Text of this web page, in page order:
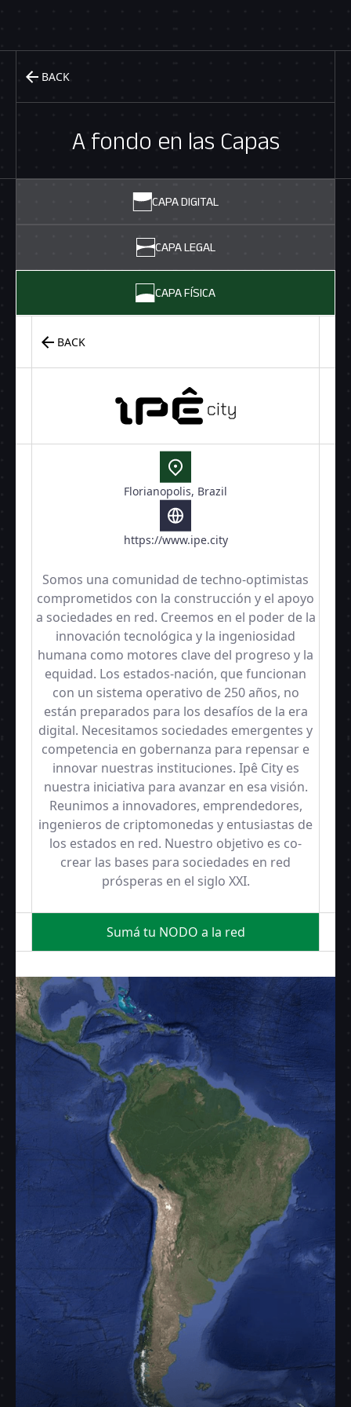
BACK
A fondo en las Capas
CAPA DIGITAL
CAPA LEGAL
CAPA FÍSICA
BACK
Florianopolis, Brazil
https://www.ipe.city
Somos una comunidad de techno-optimistas
comprometidos con la construcción y el apoyo
a sociedades en red. Creemos en el poder de la
innovación tecnológica y la ingeniosidad
humana como motores clave del progreso y la
equidad. Los estados-nación, que funcionan
con un sistema operativo de 250 años, no
están preparados para los desafíos de la era
digital. Necesitamos sociedades emergentes y
competencia en gobernanza para repensar e
innovar nuestras instituciones. Ipê City es
nuestra iniciativa para avanzar en esa visión.
Reunimos a innovadores, emprendedores,
ingenieros de criptomonedas y entusiastas de
los estados en red. Nuestro objetivo es co-
crear las bases para sociedades en red
prósperas en el siglo XXI.
Sumá tu NODO a la red